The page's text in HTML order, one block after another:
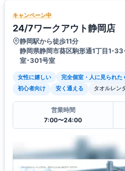
キャンペーン中
24/7ワークアウト静岡店
静岡駅から徒歩11分
静岡県静岡市葵区駒形通1丁目1-
室･301号室
女性に嬉しい 完全個室・人に見られた
初心者向け
安く通える タオルレン
営業時間
7:00〜24:00